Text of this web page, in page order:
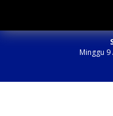
Minggu 9